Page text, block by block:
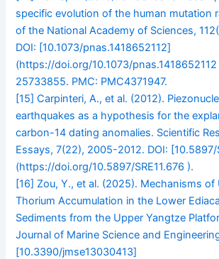
specific evolution of the human mutation
of the National Academy of Sciences,
DOI: [10.1073/pnas.1418652112]
(https://doi.org/10.1073/pnas.1418652112
25733855. PMC: PMC4371947.
[15]Carpinteri, A., et al. (2012).
earthquakes as a hypothesis for the
carbon-14 dating anomalies. Scientific
Essays, 7(22), 2005-2012. DOI: [10.5897/
(https://doi.org/10.5897/SRE11.676 ).
[16] Zou, Y., et al. (2025). Mechanisms of
Thorium Accumulation in the Lower
Sediments from the Upper Yangtze
Journal of Marine Science and
[10.3390/jmse13030413]